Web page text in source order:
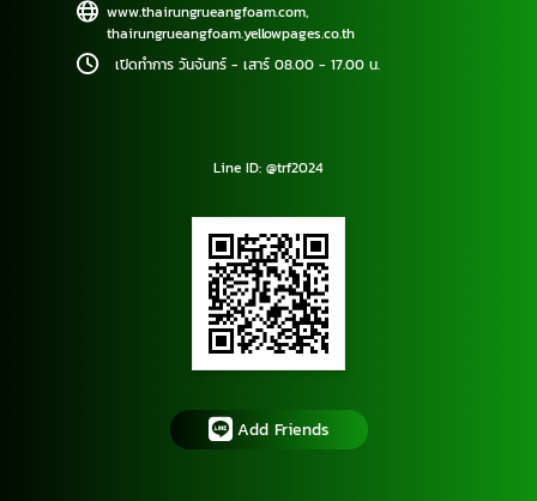
www.thairungrueangfoam.com,
thairungrueangfoam.yellowpages.co.th
เปิดทำการ วันจันทร์ - เสาร์ 08.00 - 17.00 น.
Line ID: @trf2024
Add Friends